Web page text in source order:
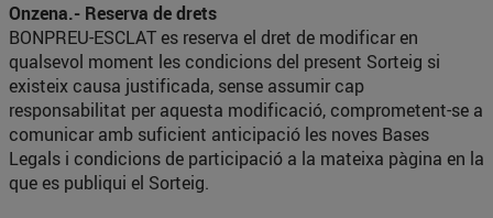
Onzena.- Reserva de drets
BONPREU-ESCLAT es reserva el dret de modificar en
qualsevol moment les condicions del present Sorteig si
existeix causa justificada, sense assumir cap
responsabilitat per aquesta modificació, comprometent-se a
comunicar amb suficient anticipació les noves Bases
Legals i condicions de participació a la mateixa pàgina en la
que es publiqui el Sorteig.